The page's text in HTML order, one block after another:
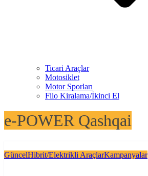
Ticari Araçlar
Motosiklet
Motor Sporları
Filo Kiralama/İkinci El
e-POWER Qashqai
GüncelHibrit/Elektrikli AraçlarKampanyalar